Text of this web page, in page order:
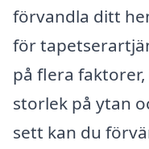
förvandla ditt
för
på flera
storlek på ytan
sett kan du